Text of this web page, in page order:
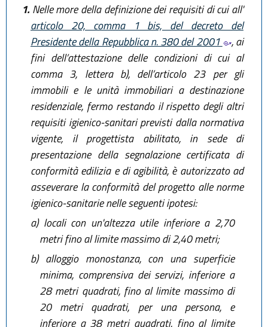
1.Nelle more della definizione dei requisiti di cui all'
articolo 20, comma 1 bis, del decreto del
Presidente della Repubblica n. 380 del 2001
, ai
fini dell’attestazione delle condizioni di cui al
comma 3, lettera b), dell’articolo 23 per gli
immobili e le unità immobiliari a destinazione
residenziale, fermo restando il rispetto degli altri
requisiti igienico-sanitari previsti dalla normativa
vigente, il progettista abilitato, in sede di
presentazione della segnalazione certificata di
conformità edilizia e di agibilità, è autorizzato ad
asseverare la conformità del progetto alle norme
igienico-sanitarie nelle seguenti ipotesi:
a)locali con un'altezza utile inferiore a 2,70
metri fino al limite massimo di 2,40 metri;
b)alloggio monostanza, con una superficie
minima, comprensiva dei servizi, inferiore a
28 metri quadrati, fino al limite massimo di
20 metri quadrati, per una persona, e
inferiore a 38 metri quadrati, fino al limite